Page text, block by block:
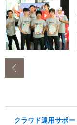
クラウド運用サポ